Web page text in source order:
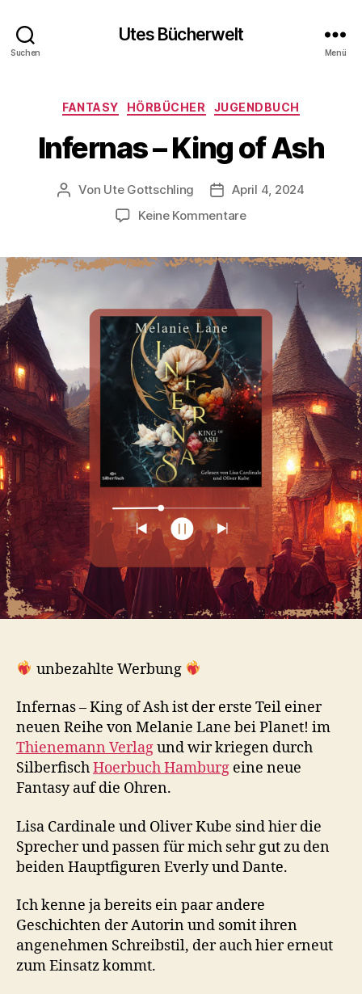
Suchen
Utes Bücherwelt
Menü
Kategorien
FANTASY HÖRBÜCHER JUGENDBUCH
Infernas – King of Ash
Beitragsautor
Von Ute Gottschling Veröffentlichungsdatum
April 4, 2024
Keine Kommentarezu
King
Ash
unbezahlte Werbung
Infernas – King of Ash ist der erste Teil einer
neuen Reihe von Melanie Lane bei Planet! im
Thienemann Verlagund wir kriegen durch
SilberfischHoerbuch Hamburg eine neue
Fantasy auf die Ohren.
Lisa Cardinale und Oliver Kube sind hier die
Sprecher und passen für mich sehr gut zu den
beiden Hauptfiguren Everly und Dante.
Ich kenne ja bereits ein paar andere
Geschichten der Autorin und somit ihren
angenehmen Schreibstil, der auch hier erneut
zum Einsatz kommt.